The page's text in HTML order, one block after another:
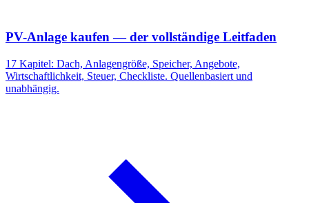
PV-Anlage kaufen — der vollständige Leitfaden
17 Kapitel: Dach, Anlagengröße, Speicher, Angebote,
Wirtschaftlichkeit, Steuer, Checkliste. Quellenbasiert und
unabhängig.